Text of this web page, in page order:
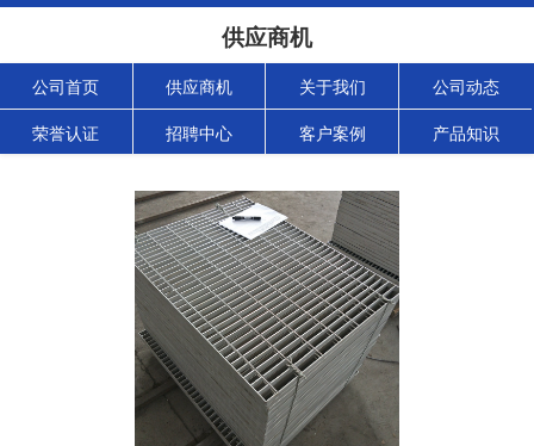
供应商机
公司首页 供应商机 关于我们 公司动态
荣誉认证 招聘中心 客户案例 产品知识